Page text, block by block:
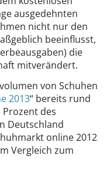
ausgedehnten
nicht nur den
beeinflusst,
die
mitverändert.
von Schuhen
2013“ bereits rund
Prozent des
Deutschland
online 2012
Vergleich zum